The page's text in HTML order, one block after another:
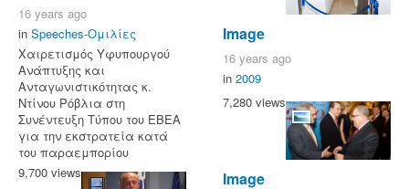
16 years ago
in Speeches-Ομιλίες
Χαιρετισμός Υφυπουργού
Ανάπτυξης και
Ανταγωνιστικότητας κ.
Ντίνου Ρόβλια στη
Συνέντευξη Τύπου του ΕΒΕΑ
για την εκστρατεία κατά
του παραεμπορίου
9,700 views
Image
16 years ago
in 2009
7,280 views
Image